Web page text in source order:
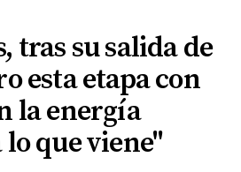
tras su salida de
esta etapa con
la energía
que viene"